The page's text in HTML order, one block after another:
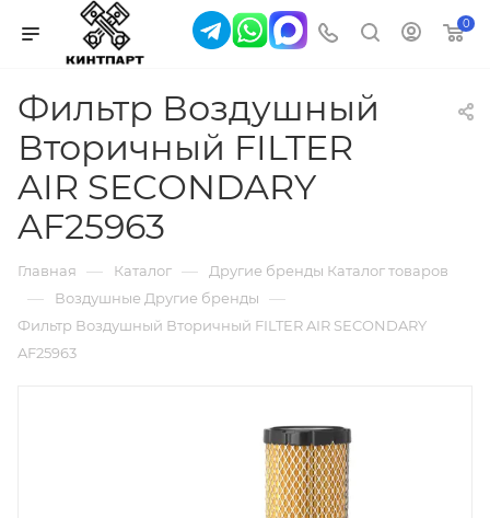
0
Фильтр Воздушный
Вторичный FILTER
AIR SECONDARY
AF25963
Главная — Каталог — Другие бренды Каталог товаров
— Воздушные Другие бренды —
Фильтр Воздушный Вторичный FILTER AIR SECONDARY
AF25963